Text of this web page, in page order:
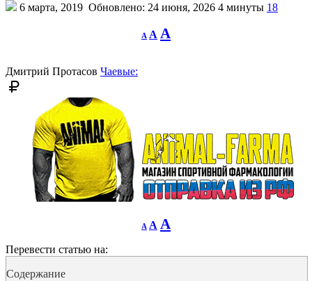
6 марта, 2019 Обновлено: 24 июня, 2026 4 минуты 18
A
Decrease
font
A Reset
font
A
Дмитрий Протасов Чаевые:
A
Decrease
font
A Reset
font
A
size.
Перевести статью на:
Содержание